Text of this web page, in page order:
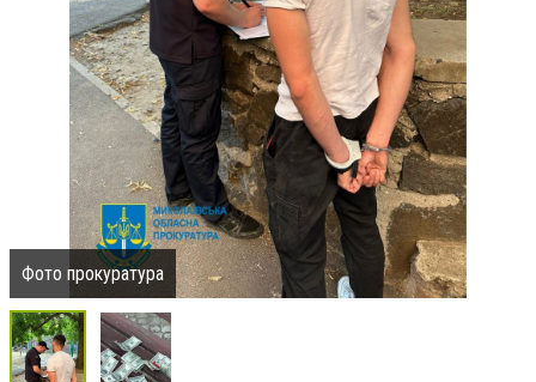
Фото прокуратура